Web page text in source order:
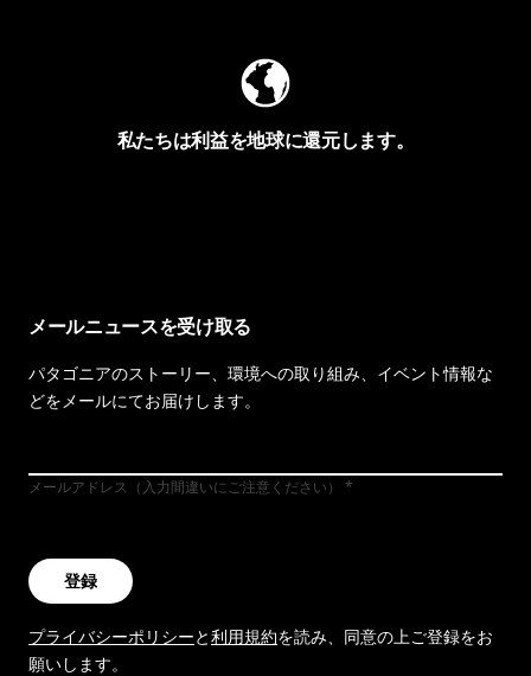
私たちは利益を地球に還元します。
メールニュースを受け取る
パタゴニアのストーリー、環境への取り組み、イベント情報な
どをメールにてお届けします。
メールアドレス（入力間違いにご注意ください）
登録
プライバシーポリシーと利用規約を読み、同意の上ご登録をお
願いします。